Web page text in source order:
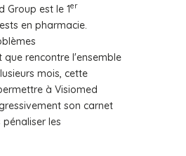
Group est le 1er
en pharmacie.
rencontre l'ensemble
mois, cette
à Visiomed
son carnet
les